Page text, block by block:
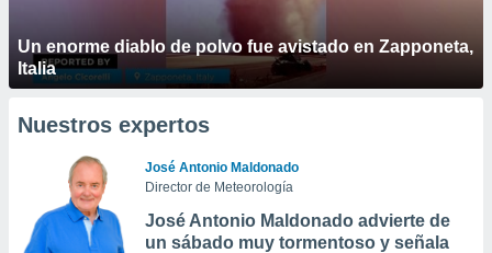
Un enorme diablo de polvo fue avistado en Zapponeta,
Italia
Nuestros expertos
José Antonio Maldonado
Director de Meteorología
José Antonio Maldonado advierte de
un sábado muy tormentoso y señala